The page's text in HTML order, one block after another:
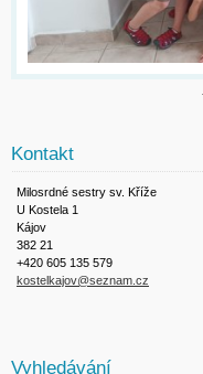
Kontakt
Milosrdné sestry sv. Kříže
U Kostela 1
Kájov
382 21
+420 605 135 579
kostelkajov@seznam.cz
Vyhledávání